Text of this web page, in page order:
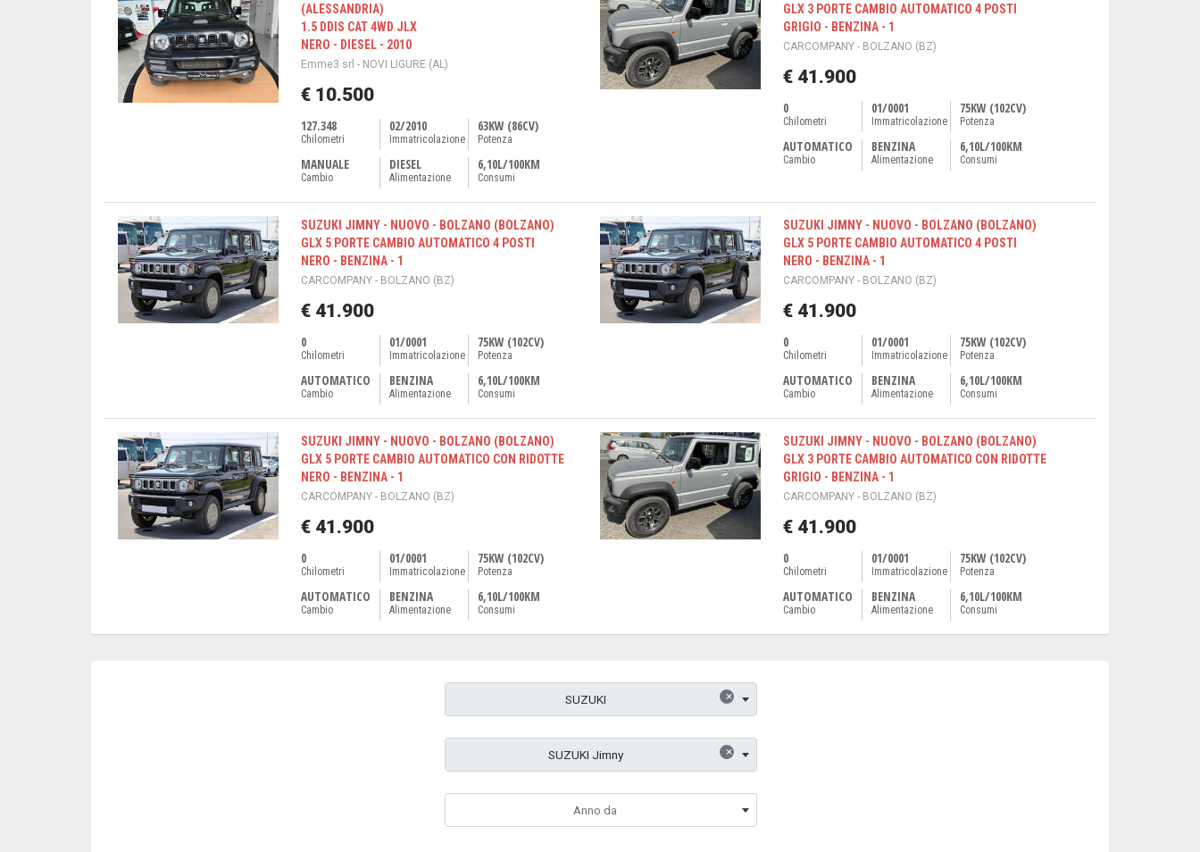
(ALESSANDRIA)
1.5 DDIS CAT 4WD JLX
NERO - DIESEL - 2010
Emme3 srl - NOVI LIGURE (AL)
€ 10.500
127.348
Chilometri
02/2010
Immatricolazione
63KW (86CV)
Potenza
MANUALE
Cambio
DIESEL
Alimentazione
6,10L/100KM
Consumi
GLX 3 PORTE CAMBIO AUTOMATICO 4 POSTI
GRIGIO - BENZINA - 1
CARCOMPANY - BOLZANO (BZ)
€ 41.900
0
Chilometri
01/0001
Immatricolazione
75KW (102CV)
Potenza
AUTOMATICO
Cambio
BENZINA
Alimentazione
6,10L/100KM
Consumi
SUZUKI JIMNY - NUOVO - BOLZANO (BOLZANO)
GLX 5 PORTE CAMBIO AUTOMATICO 4 POSTI
NERO - BENZINA - 1
CARCOMPANY - BOLZANO (BZ)
€ 41.900
0
Chilometri
01/0001
Immatricolazione
75KW (102CV)
Potenza
AUTOMATICO
Cambio
BENZINA
Alimentazione
6,10L/100KM
Consumi
SUZUKI JIMNY - NUOVO - BOLZANO (BOLZANO)
GLX 5 PORTE CAMBIO AUTOMATICO 4 POSTI
NERO - BENZINA - 1
CARCOMPANY - BOLZANO (BZ)
€ 41.900
0
Chilometri
01/0001
Immatricolazione
75KW (102CV)
Potenza
AUTOMATICO
Cambio
BENZINA
Alimentazione
6,10L/100KM
Consumi
SUZUKI JIMNY - NUOVO - BOLZANO (BOLZANO)
GLX 5 PORTE CAMBIO AUTOMATICO CON RIDOTTE
NERO - BENZINA - 1
CARCOMPANY - BOLZANO (BZ)
€ 41.900
0
Chilometri
01/0001
Immatricolazione
75KW (102CV)
Potenza
AUTOMATICO
Cambio
BENZINA
Alimentazione
6,10L/100KM
Consumi
SUZUKI JIMNY - NUOVO - BOLZANO (BOLZANO)
GLX 3 PORTE CAMBIO AUTOMATICO CON RIDOTTE
GRIGIO - BENZINA - 1
CARCOMPANY - BOLZANO (BZ)
€ 41.900
0
Chilometri
01/0001
Immatricolazione
75KW (102CV)
Potenza
AUTOMATICO
Cambio
BENZINA
Alimentazione
6,10L/100KM
Consumi
×
SUZUKI
×
SUZUKI Jimny
Anno da